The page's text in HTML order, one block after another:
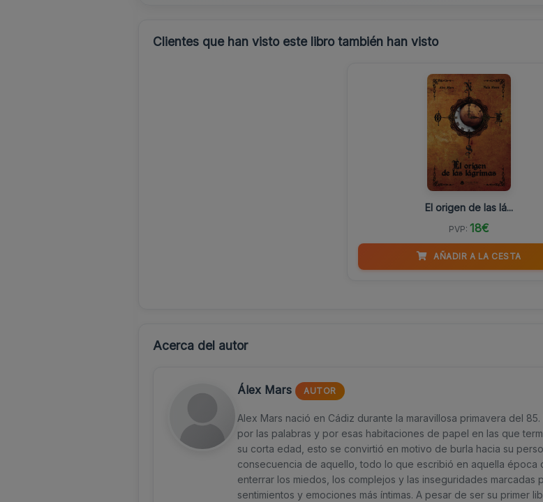
Clientes que han visto este libro también han visto
El origen de las lá...
PVP: 18€
AÑADIR A LA CESTA
Acerca del autor
Álex Mars AUTOR
Alex Mars nació en Cádiz durante la maravillosa primavera del
por las palabras y por esas habitaciones de papel en las que
su corta edad, esto se convirtió en motivo de burla hacia su
consecuencia de aquello, todo lo que escribió en aquella
enterrar los miedos, los complejos y las inseguridades
sentimientos y emociones más íntimas. A pesar de ser su primer